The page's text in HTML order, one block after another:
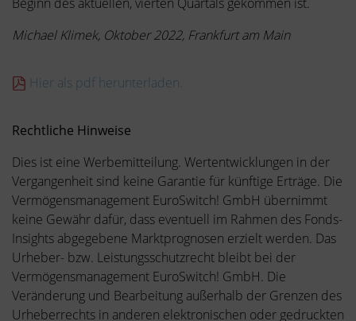
Michael Klimek, Oktober 2022, Frankfurt am Main
Hier als pdf herunterladen.
Rechtliche Hinweise
Dies ist eine Werbemitteilung. Wertentwicklungen in der
Vergangenheit sind keine Garantie für künftige Erträge. Die
Vermögensmanagement EuroSwitch! GmbH übernimmt
keine Gewähr dafür, dass eventuell im Rahmen des Fonds-
Insights abgegebene Marktprognosen erzielt werden. Das
Urheber- bzw. Leistungsschutzrecht bleibt bei der
Vermögensmanagement EuroSwitch! GmbH. Die
Veränderung und Bearbeitung außerhalb der Grenzen des
Urheberrechts in anderen elektronischen oder gedruckten